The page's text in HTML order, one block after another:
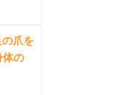
の爪を
体の